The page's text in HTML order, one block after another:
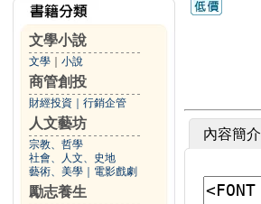
文學小說
文學 小說
商管創投
財經投資 行銷企管
人文藝坊
宗教、哲學
社會、人文、史地
藝術、美學
電影戲劇
勵志養生
內容簡介